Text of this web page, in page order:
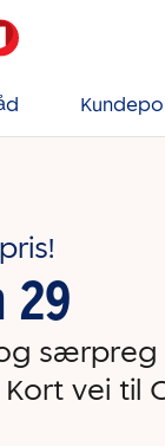
29
særpreg
vei til